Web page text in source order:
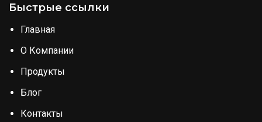
Быстрые ссылки
Главная
О Компании
Продукты
Блог
Контакты